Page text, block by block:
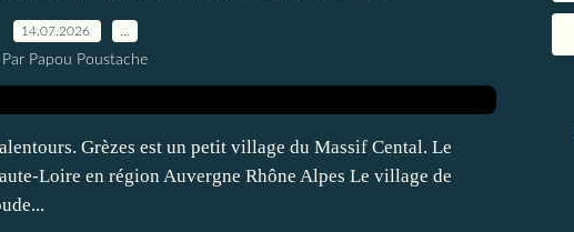
14.07.2026
Par Papou Poustache
Grèzes est un petit village du Massif Cental. Le
Loire en région Auvergne Rhône Alpes Le village de